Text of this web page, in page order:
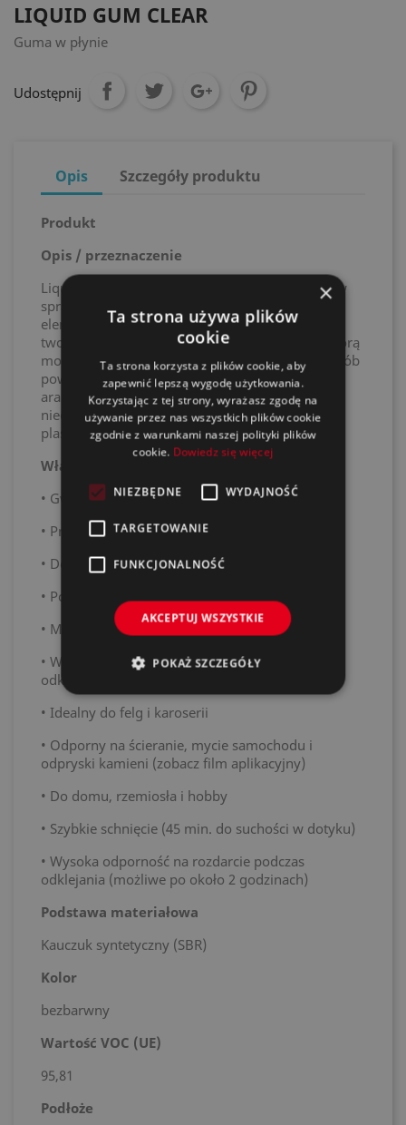
LIQUID GUM CLEAR
Guma w płynie
Udostępnij
Opis Szczegóły produktu
Produkt
Opis / przeznaczenie
Liquid Gum to wysokiej jakości, usuwalna folia w
sprayu do powlekania, ochrony, dekoracji i jako
element wystroju wnętrz i na zewnątrz. Spray
tworzy powłokę ochronną podobną do farby, którą
można w każdej chwili łatwo usunąć. W ten sposób
powstają nowe i ekscytujące możliwości
aranżacyjne. Nadaje się do wszystkich gładkich,
niechłonnych powierzchni metalowych i
plastikowych.
Właściwości
• Gwarantowana jakość Auto-K
• Prosta aplikacja
• Doskonała przyczepność
• Powierzchnia antypoślizgowa (przyczepność)
• Możliwość stosowania wewnątrz i na zewnątrz
• Wysoka odporność na rozdarcie podczas
odklejania
• Idealny do felg i karoserii
• Odporny na ścieranie, mycie samochodu i
odpryski kamieni (zobacz film aplikacyjny)
• Do domu, rzemiosła i hobby
• Szybkie schnięcie (45 min. do suchości w dotyku)
• Wysoka odporność na rozdarcie podczas
odklejania (możliwe po około 2 godzinach)
Podstawa materiałowa
Kauczuk syntetyczny (SBR)
Kolor
bezbarwny
Wartość VOC (UE)
95,81
Podłoże
×
Ta strona używa plików
cookie
Ta strona korzysta z plików cookie, aby
zapewnić lepszą wygodę użytkowania.
Korzystając z tej strony, wyrażasz zgodę na
używanie przez nas wszystkich plików cookie
zgodnie z warunkami naszej polityki plików
cookie. Dowiedz się więcej
NIEZBĘDNE WYDAJNOŚĆ
TARGETOWANIE
FUNKCJONALNOŚĆ
AKCEPTUJ WSZYSTKIE
POKAŻ SZCZEGÓŁY